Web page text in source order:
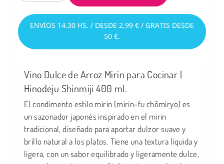
ENVÍOS 14.30 HS. / DESDE 2,99 € / GRATIS DESDE
50 €.
Vino Dulce de Arroz Mirin para Cocinar |
Hinodeju Shinmiji 400 ml.
El condimento estilo mirin (mirin-fu chōmiryo) es
un sazonador japonés inspirado en el mirin
tradicional, diseñado para aportar dulzor suave y
brillo natural a los platos. Tiene una textura líquida y
ligera, con un sabor equilibrado y ligeramente dulce,